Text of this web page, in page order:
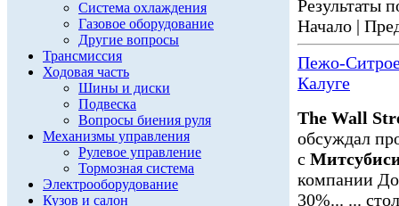
Система охлаждения
Газовое оборудование
Другие вопросы
Трансмиссия
Ходовая часть
Шины и диски
Подвеска
Вопросы биения руля
Механизмы управления
Рулевое управление
Тормозная система
Электрооборудование
Кузов и салон
Результаты
Начало |
Пежо-
Калуге
The Wall
обсуждал
с
компании
30%... ...